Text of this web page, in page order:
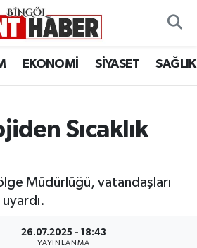
EKONOMİ SİYASET SAĞLIK
Sıcaklık
Müdürlüğü, vatandaşları
uyardı.
26.07.2025 - 18:43
YAYINLANMA
Haritası
Durumu ve Fikstür